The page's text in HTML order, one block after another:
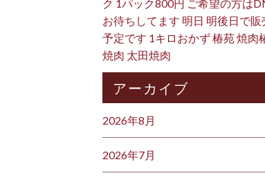
ク 1パック800円 ご希望の方は
お待ちしてます 明日 明後日で販
予定です 1キロおかず 椿苑 焼肉
焼肉 太田焼肉
アーカイブ
2026年8月
2026年7月